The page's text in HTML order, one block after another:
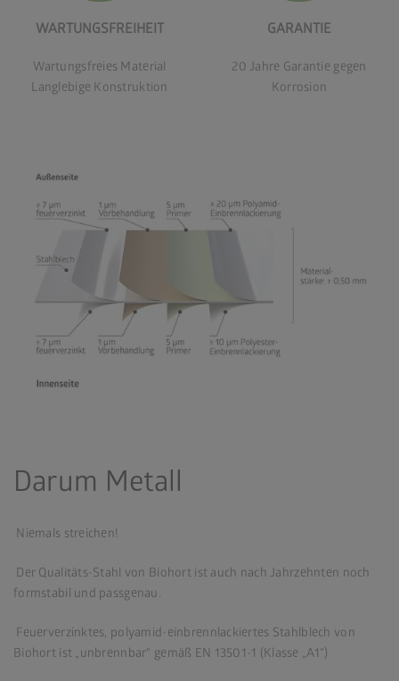
WARTUNGSFREIHEIT
Wartungsfreies Material
Langlebige Konstruktion
GARANTIE
20 Jahre Garantie gegen
Korrosion
Darum Metall
Niemals streichen!
​Der Qualitäts-Stahl von Biohort ist auch nach Jahrzehnten noch
formstabil und passgenau.
Feuerverzinktes, polyamid-einbrennlackiertes Stahlblech von
Biohort ist „unbrennbar“ gemäß EN 13501-1 (Klasse „A1“)